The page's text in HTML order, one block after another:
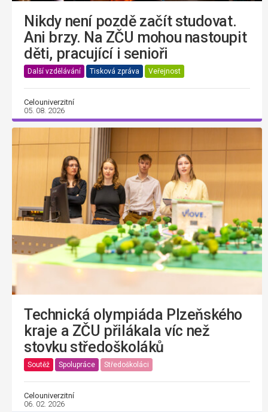
Nikdy není pozdě začít studovat.
Ani brzy. Na ZČU mohou nastoupit
děti, pracující i senioři
Další vzdělávání Tisková zpráva Veřejnost
Celouniverzitní
05. 08. 2026
Technická olympiáda Plzeňského
kraje a ZČU přilákala víc než
stovku středoškoláků
Soutěž Spolupráce Středoškoláci
Celouniverzitní
06. 02. 2026